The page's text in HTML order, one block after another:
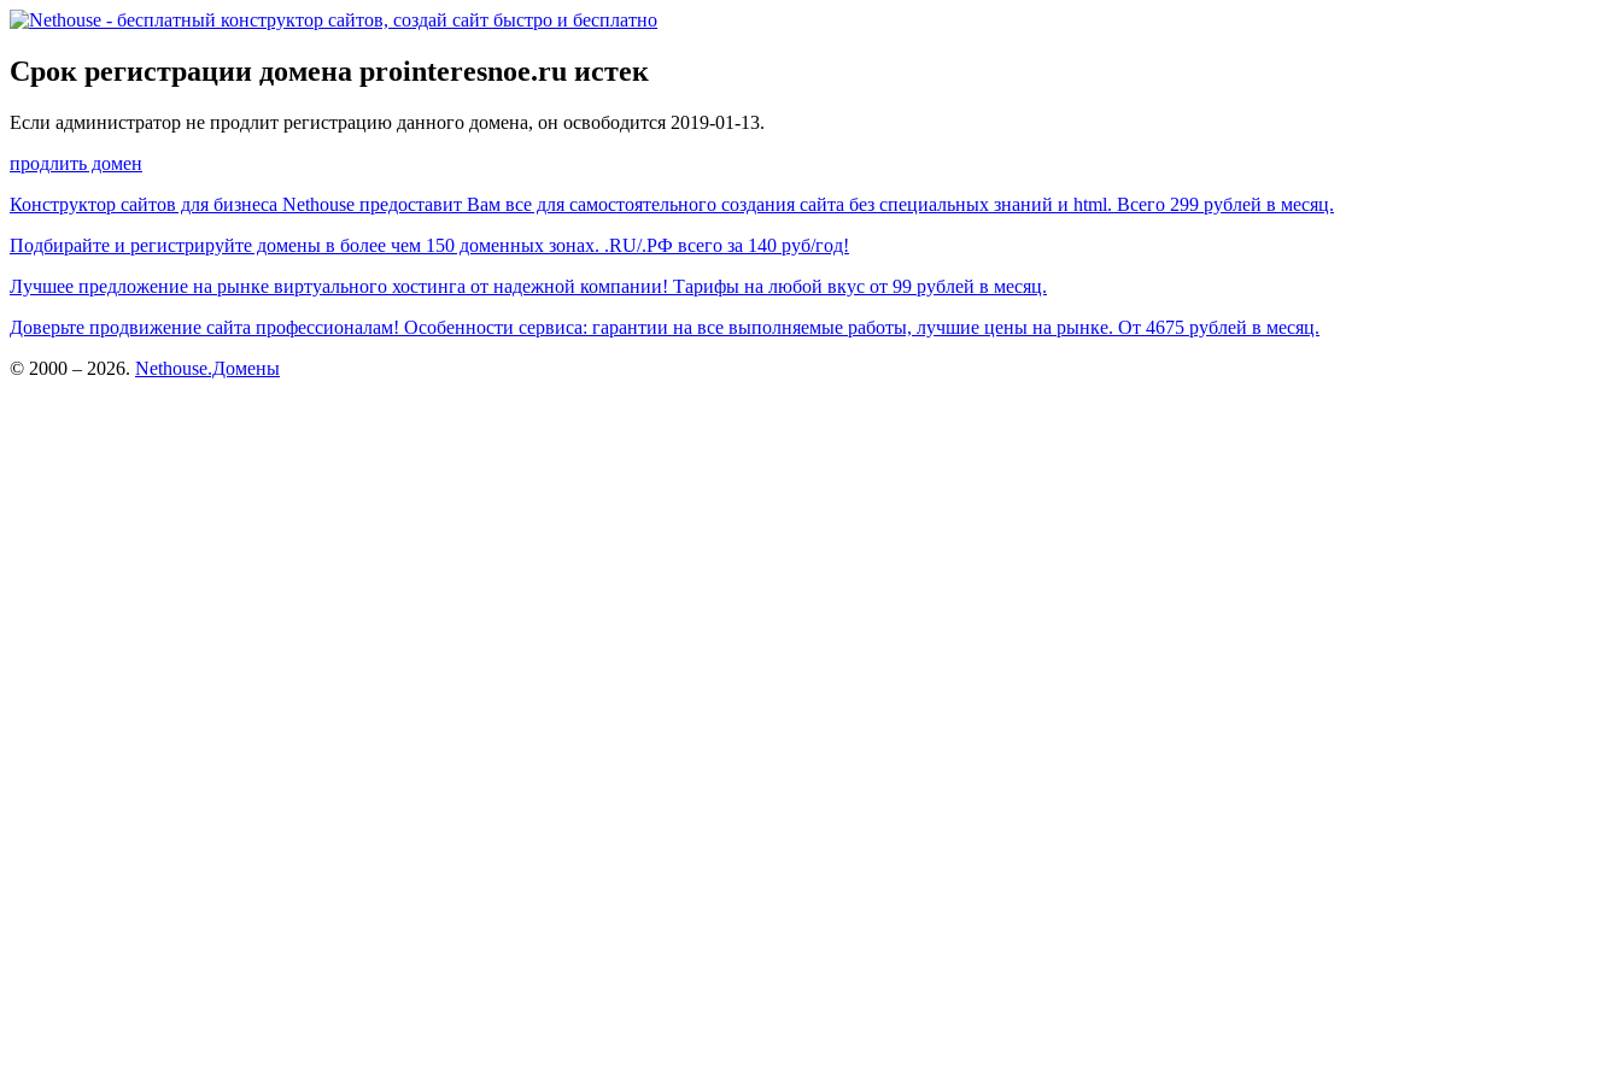
Срок регистрации домена prointeresnoe.ru истек
Если администратор не продлит регистрацию данного домена, он освободится 2019-01-13.
продлить домен
Конструктор сайтов для бизнеса Nethouse предоставит Вам все для самостоятельного создания сайта без специальных знаний и html. Всего 299 рублей в месяц.
Подбирайте и регистрируйте домены в более чем 150 доменных зонах. .RU/.РФ всего за 140 руб/год!
Лучшее предложение на рынке виртуального хостинга от надежной компании! Тарифы на любой вкус от 99 рублей в месяц.
Доверьте продвижение сайта профессионалам! Особенности сервиса: гарантии на все выполняемые работы, лучшие цены на рынке. От 4675 рублей в месяц.
© 2000 – 2026. Nethouse.Домены